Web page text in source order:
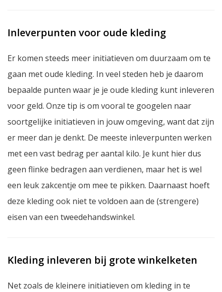
Inleverpunten voor oude kleding
Er komen steeds meer initiatieven om duurzaam om te
gaan met oude kleding. In veel steden heb je daarom
bepaalde punten waar je je oude kleding kunt inleveren
voor geld. Onze tip is om vooral te googelen naar
soortgelijke initiatieven in jouw omgeving, want dat zijn
er meer dan je denkt. De meeste inleverpunten werken
met een vast bedrag per aantal kilo. Je kunt hier dus
geen flinke bedragen aan verdienen, maar het is wel
een leuk zakcentje om mee te pikken. Daarnaast hoeft
deze kleding ook niet te voldoen aan de (strengere)
eisen van een tweedehandswinkel.
Kleding inleveren bij grote winkelketen
Net zoals de kleinere initiatieven om kleding in te